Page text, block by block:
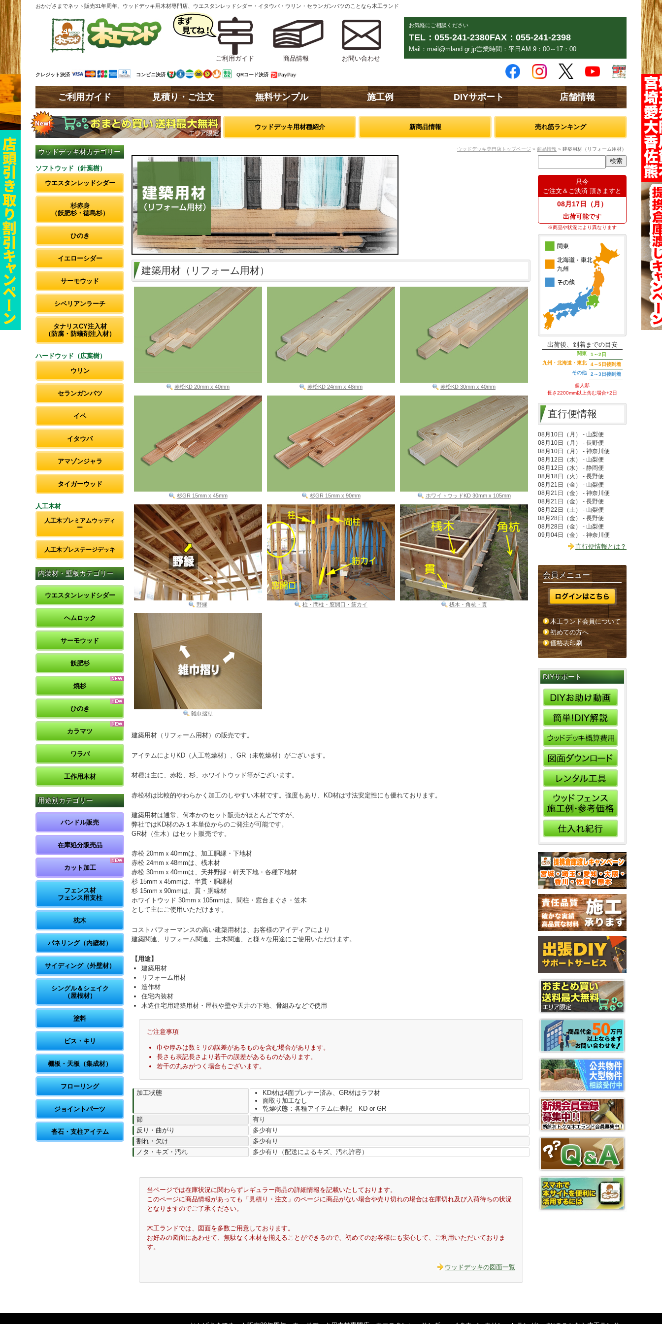
おかげさまでネット販売31年周年。ウッドデッキ用木材専門店、ウエスタンレッドシダー・イタウバ・ウリン・セランガンバツのことなら木工ランド
お気軽にご相談ください
TEL：055-241-2380FAX：055-241-2398
Mail：mail@mland.gr.jp営業時間：平日AM 9：00～17：00
ご利用ガイド
商品情報 お問い合わせ
クレジット決済 コンビニ決済 QRコード決済
ご利用ガイド 見積り・ご注文 無料サンプル 施工例 DIYサポート 店舗情報
ウッドデッキ用材種紹介 新商品情報 売れ筋ランキング
ウッドデッキ材カテゴリー
ソフトウッド（針葉樹）
ウエスタンレッドシダー
杉赤身
（飫肥杉・徳島杉）
ひのき
イエローシダー
サーモウッド
シベリアンラーチ
タナリスCY注入材
（防腐・防蟻剤注入材）
ハードウッド（広葉樹）
ウリン
セランガンバツ
イペ
イタウバ
アマゾンジャラ
タイガーウッド
人工木材
人工木プレミアムウッディ
ー
人工木プレステージデッキ
内装材・壁板カテゴリー
ウエスタンレッドシダー
ヘムロック
サーモウッド
飫肥杉
焼杉
ひのき
カラマツ
ワラバ
工作用木材
用途別カテゴリー
バンドル販売
在庫処分販売品
カット加工
フェンス材
フェンス用支柱
枕木
パネリング（内壁材）
サイディング（外壁材）
シングル＆シェイク
（屋根材）
塗料
ビス・キリ
棚板・天板（集成材）
フローリング
ジョイントパーツ
沓石・支柱アイテム
ウッドデッキ専門店トップページ » 商品情報 » 建築用材（リフォーム用材）
建築用材（リフォーム用材）
赤松KD 20mm x 40mm 赤松KD 24mm x 48mm 赤松KD 30mm x 40mm
杉GR 15mm x 45mm 杉GR 15mm x 90mm ホワイトウッドKD 30mm x 105mm
野縁 柱・間柱・窓開口・筋カイ 桟木・角杭・貫
雑巾摺り
建築用材（リフォーム用材）の販売です。
アイテムによりKD（人工乾燥材）、GR（未乾燥材）がございます。
材種は主に、赤松、杉、ホワイトウッド等がございます。
赤松材は比較的やわらかく加工のしやすい木材です。強度もあり、KD材は寸法安定性にも優れております。
建築用材は通常、何本かのセット販売がほとんどですが、
弊社ではKD材のみ１本単位からのご発注が可能です。
GR材（生木）はセット販売です。
赤松 20mmｘ40mmは、加工胴縁・下地材
赤松 24mmｘ48mmは、桟木材
赤松 30mmｘ40mmは、天井野縁・軒天下地・各種下地材
杉 15mmｘ45mmは、半貫・胴縁材
杉 15mmｘ90mmは、貫・胴縁材
ホワイトウッド 30mmｘ105mmは、間柱・窓台まぐさ・笠木
として主にご使用いただけます。
コストパフォーマンスの高い建築用材は、お客様のアイディアにより
建築関連、リフォーム関連、土木関連、と様々な用途にご使用いただけます。
【用途】
建築用材
リフォーム用材
造作材
住宅内装材
木造住宅用建築用材・屋根や壁や天井の下地、骨組みなどで使用
ご注意事項
巾や厚みは数ミリの誤差があるものを含む場合があります。
長さも表記長さより若干の誤差があるものがあります。
若干の丸みがつく場合もございます。
加工状態
KD材は4面プレナー済み、GR材はラフ材
面取り加工なし
乾燥状態：各種アイテムに表記 KD or GR
節
有り
反り・曲がり
多少有り
割れ・欠け
多少有り
ノタ・キズ・汚れ
多少有り（配送によるキズ、汚れ許容）
当ページでは在庫状況に関わらずレギュラー商品の詳細情報を記載いたしております。
このページに商品情報があっても「見積り・注文」のページに商品がない場合や売り切れの場合は在庫切れ及び入荷待ちの状況
となりますのでご了承ください。
木工ランドでは、図面を多数ご用意しております。
お好みの図面にあわせて、無駄なく木材を揃えることができるので、初めてのお客様にも安心して、ご利用いただいておりま
す。
ウッドデッキの図面一覧
只今
ご注文＆ご決済 頂きますと
08月17日（月）
出荷可能です
※商品や状況により異なります
出荷後、到着までの目安
関東
1～2日
九州・北海道・東北
4～5日後到着
その他
2～3日後到着
個人邸
長さ2200mm以上含む場合+2日
直行便情報
08月10日（月） - 山梨便
08月10日（月） - 長野便
08月10日（月） - 神奈川便
08月12日（水） - 山梨便
08月12日（水） - 静岡便
08月18日（火） - 長野便
08月21日（金） - 山梨便
08月21日（金） - 神奈川便
08月21日（金） - 長野便
08月22日（土） - 山梨便
08月28日（金） - 長野便
08月28日（金） - 山梨便
09月04日（金） - 神奈川便
直行便情報とは？
会員メニュー
木工ランド会員について
初めての方へ
価格表印刷
DIYサポート